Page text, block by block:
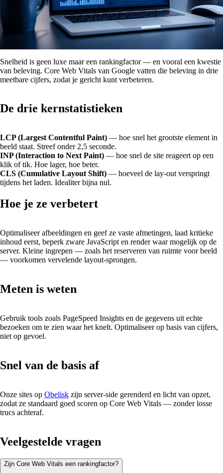
Snelheid is geen luxe maar een rankingfactor — en vooral een kwestie
van beleving. Core Web Vitals van Google vatten die beleving in drie
meetbare cijfers, zodat je gericht kunt verbeteren.
De drie kernstatistieken
LCP (Largest Contentful Paint) — hoe snel het grootste element in
beeld staat. Streef onder 2,5 seconde.
INP (Interaction to Next Paint) — hoe snel de site reageert op een
klik of tik. Hoe lager, hoe beter.
CLS (Cumulative Layout Shift) — hoeveel de lay-out verspringt
tijdens het laden. Idealiter bijna nul.
Hoe je ze verbetert
Optimaliseer afbeeldingen en geef ze vaste afmetingen, laad kritieke
inhoud eerst, beperk zware JavaScript en render waar mogelijk op de
server. Kleine ingrepen — zoals het reserveren van ruimte voor beeld
— voorkomen vervelende layout-sprongen.
Meten is weten
Gebruik tools zoals PageSpeed Insights en de gegevens uit echte
bezoeken om te zien waar het knelt. Optimaliseer op basis van cijfers,
niet op gevoel.
Snel van de basis af
Onze sites op Obelisk zijn server-side gerenderd en licht van opzet,
zodat ze standaard goed scoren op Core Web Vitals — zonder losse
trucs achteraf.
Veelgestelde vragen
Zijn Core Web Vitals een rankingfactor?